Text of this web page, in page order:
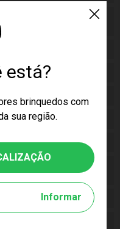
está?
brinquedos com
sua região.
Informar